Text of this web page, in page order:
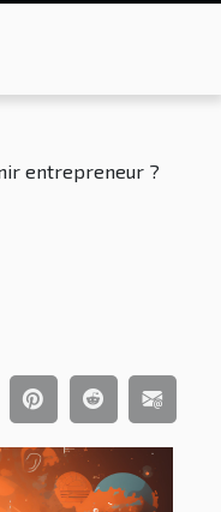
entrepreneur ?